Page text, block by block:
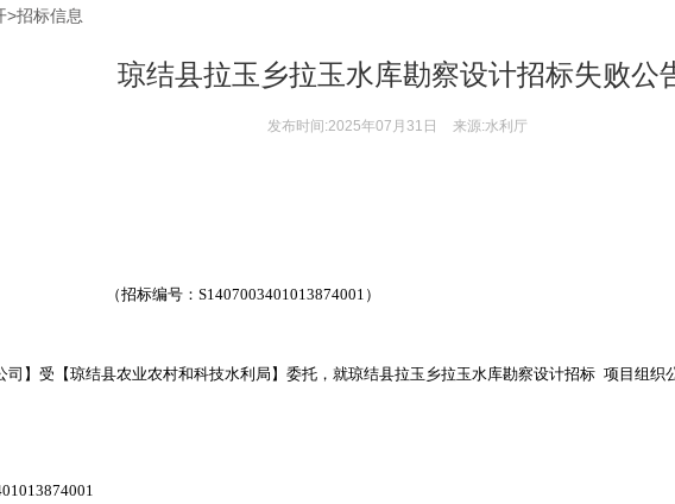
>招标信息
琼结县拉玉乡拉玉水库勘察设计招标失败公
发布时间:2025年07月31日 来源:水利厅
（招标编号： S1407003401013874001）
司】受【琼结县农业农村和科技水利局】委托，就琼结县拉玉乡拉玉水库勘察设计招标 项目组织